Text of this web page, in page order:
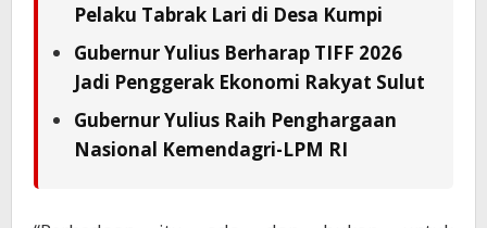
Pelaku Tabrak Lari di Desa Kumpi
Gubernur Yulius Berharap TIFF 2026
Jadi Penggerak Ekonomi Rakyat Sulut
Gubernur Yulius Raih Penghargaan
Nasional Kemendagri-LPM RI